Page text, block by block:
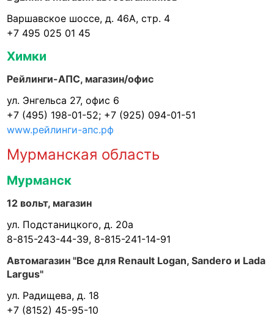
Варшавское шоссе, д. 46А, стр. 4
+7 495 025 01 45
Химки
Рейлинги-АПС, магазин/офис
ул. Энгельса 27, офис 6
+7 (495) 198-01-52; +7 (925) 094-01-51
www.рейлинги-апс.рф
Мурманская область
Мурманск
12 вольт, магазин
ул. Подстаницкого, д. 20а
8-815-243-44-39, 8-815-241-14-91
Автомагазин "Все для Renault Logan, Sandero и Lada
Largus"
ул. Радищева, д. 18
+7 (8152) 45-95-10